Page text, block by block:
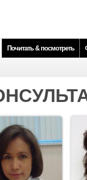
Почитать & посмотреть